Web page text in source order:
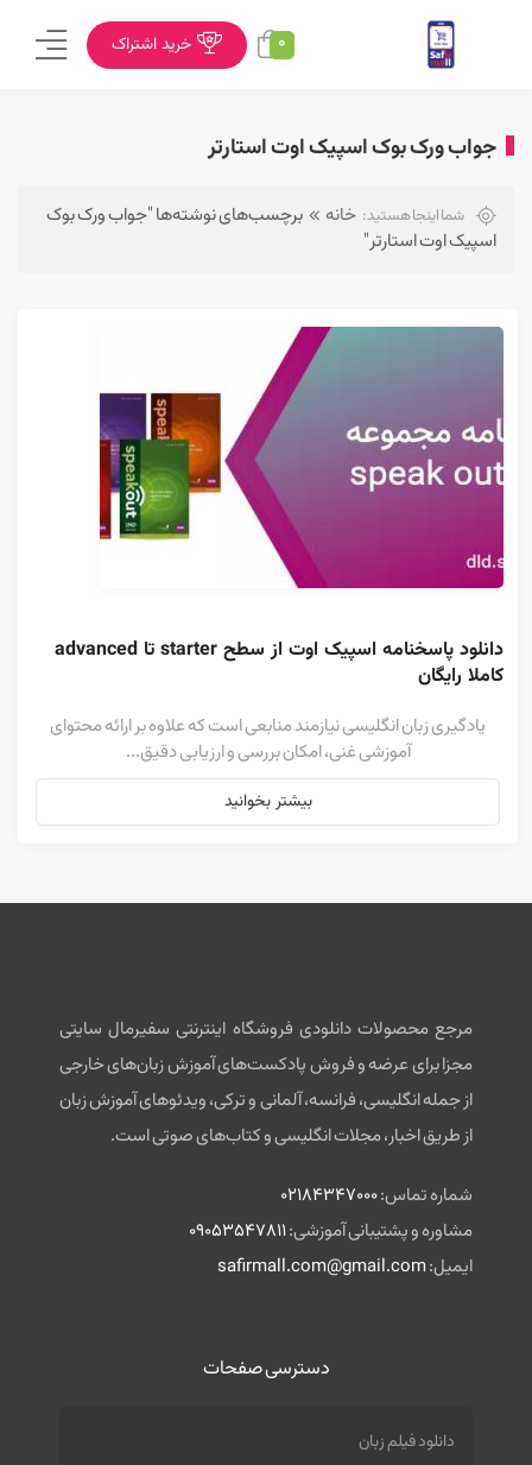
0 خرید اشتراک
جواب ورک بوک اسپیک اوت استارتر
شما اینجا هستید: خانه
برچسب‌های نوشته‌ها "جواب ورک بوک
اسپیک اوت استارتر"
کاملا رایگان
یادگیری زبان انگلیسی نیازمند منابعی است که علاوه بر ارائه محتوای
آموزشی غنی، امکان بررسی و ارزیابی دقیق...
بیشتر بخوانید
مرجع محصولات دانلودی فروشگاه اینترنتی سفیرمال سایتی
مجزا برای عرضه و فروش پادکست‌های آموزش زبان‌های خارجی
از جمله انگلیسی، فرانسه، آلمانی و ترکی، ویدئوهای آموزش زبان
از طریق اخبار، مجلات انگلیسی و کتاب‌های صوتی است.
شماره تماس:02184347000
مشاوره و پشتیبانی آموزشی:09053547811
ایمیل:safirmall.com@gmail.com
دسترسی صفحات
دانلود فیلم زبان